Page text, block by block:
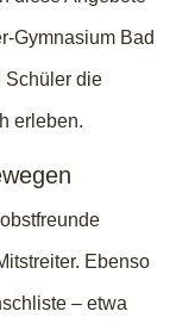
Gymnasium Bad
Schüler die
erleben.
Ebenso
– etwa